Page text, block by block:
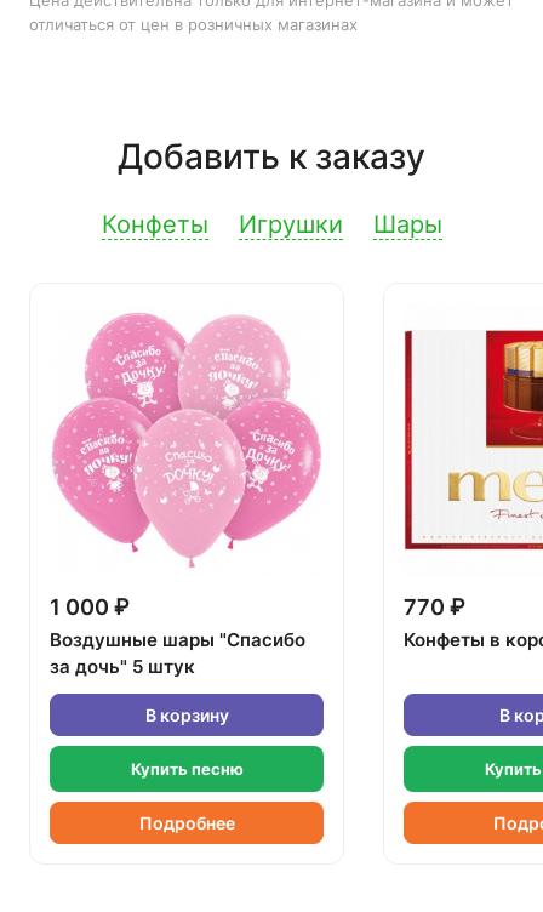
отличаться от цен в розничных магазинах
Добавить к заказу
Конфеты Игрушки Шары
1 000 ₽
Воздушные шары "Спасибо
за дочь" 5 штук
В корзину
Купить песню
Подробнее
770 ₽
Конфеты в
В